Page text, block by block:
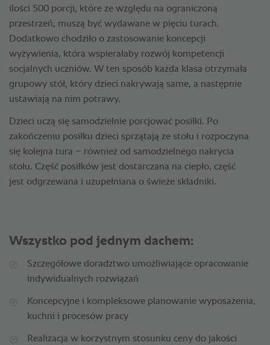
ilości 500 porcji, które ze względu na ograniczoną
przestrzeń, muszą być wydawane w pięciu turach.
Dodatkowo chodziło o zastosowanie koncepcji
wyżywienia, która wspierałaby rozwój kompetencji
socjalnych uczniów. W ten sposób każda klasa otrzymała
grupowy stół, który dzieci nakrywają same, a następnie
ustawiają na nim potrawy.
Dzieci uczą się samodzielnie porcjować posiłki. Po
zakończeniu posiłku dzieci sprzątają ze stołu i rozpoczyna
się kolejna tura – również od samodzielnego nakrycia
stołu. Część posiłków jest dostarczana na ciepło, część
jest odgrzewana i uzupełniana o świeże składniki.
Wszystko pod jednym dachem:
Szczegółowe doradztwo umożliwiające opracowanie
indywidualnych rozwiązań
Koncepcyjne i kompleksowe planowanie wyposażenia,
kuchni i procesów pracy
Realizacja w korzystnym stosunku ceny do jakości